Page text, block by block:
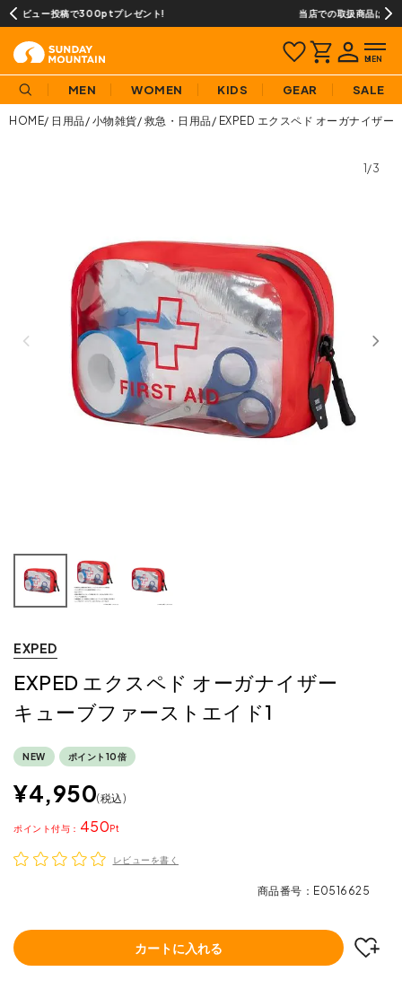
当店での取扱商品は全て正規品です
MEN WOMEN KIDS GEAR SALE
HOME 日用品 小物雑貨 救急・日用品 EXPED エクスペド オーガナイザー
1/3
EXPED
EXPED エクスペド オーガナイザー
キューブファーストエイド1
NEW ポイント10倍
¥4,950 税込
450
ポイント
レビューを書く
商品番号 E0516625
カートに入れる